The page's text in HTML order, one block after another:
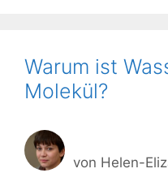
Warum ist
Molekül?
von Helen-